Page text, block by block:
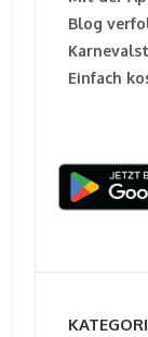
Blog
Einfach